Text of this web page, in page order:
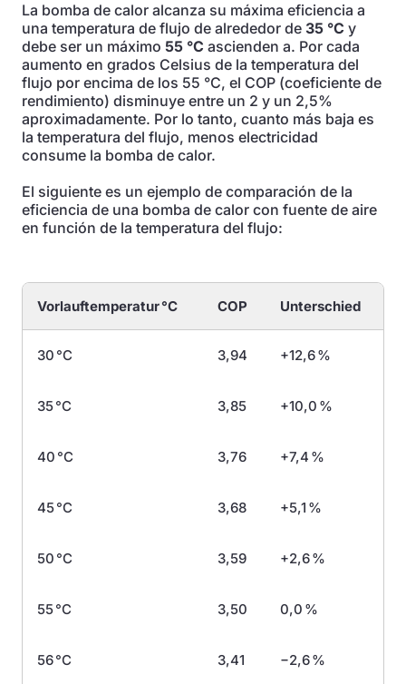
La bomba de calor alcanza su máxima eficiencia a
una temperatura de flujo de alrededor de 35 °C y
debe ser un máximo 55 °C ascienden a. Por cada
aumento en grados Celsius de la temperatura del
flujo por encima de los 55 °C, el COP (coeficiente de
rendimiento) disminuye entre un 2 y un 2,5%
aproximadamente. Por lo tanto, cuanto más baja es
la temperatura del flujo, menos electricidad
consume la bomba de calor.
El siguiente es un ejemplo de comparación de la
eficiencia de una bomba de calor con fuente de aire
en función de la temperatura del flujo:
Vorlauftemperatur °C COP Unterschied
30 °C 3,94 +12,6 %
35 °C 3,85 +10,0 %
40 °C 3,76 +7,4 %
45 °C 3,68 +5,1 %
50 °C 3,59 +2,6 %
55 °C 3,50 0,0 %
56 °C 3,41 −2,6 %